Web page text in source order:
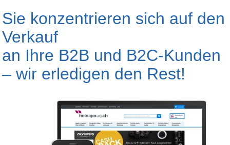
Sie konzentrieren sich auf den
Verkauf
an Ihre B2B und B2C-Kunden
– wir erledigen den Rest!